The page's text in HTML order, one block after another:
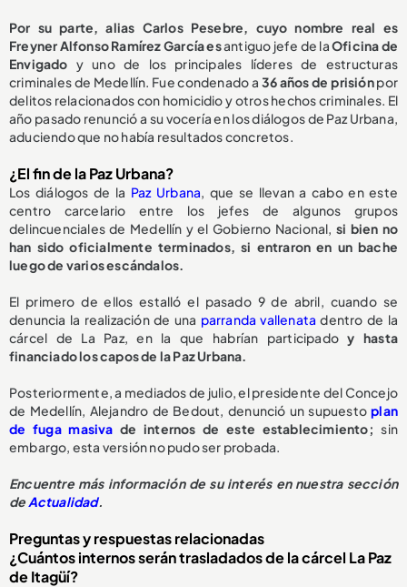
Por su parte, alias Carlos Pesebre, cuyo nombre real es
Freyner Alfonso Ramírez García esantiguo jefe de laOficina de
Envigado y uno de los principales líderes de estructuras
criminales de Medellín. Fue condenado a 36 años de prisiónpor
delitos relacionados con homicidio y otros hechos criminales. El
año pasado renunció a su vocería en los diálogos de Paz Urbana,
aduciendo que no había resultados concretos.
¿El fin de la Paz Urbana?
Los diálogos de la Paz Urbana, que se llevan a cabo en este
centro carcelario entre los jefes de algunos grupos
delincuenciales de Medellín y el Gobierno Nacional, si bien no
han sido oficialmente terminados, si entraron en un bache
luego de varios escándalos.
El primero de ellos estalló el pasado 9 de abril, cuando se
denuncia la realización de una parranda vallenatadentro de la
cárcel de La Paz, en la que habrían participadoy hasta
financiado los capos de la Paz Urbana.
Posteriormente, a mediados de julio, el presidente del Concejo
de Medellín, Alejandro de Bedout, denunció un supuesto plan
de fuga masivade internos de este establecimiento;sin
embargo, esta versión no pudo ser probada.
Encuentre más información de su interés en nuestra sección
deActualidad.
Preguntas y respuestas relacionadas
¿Cuántos internos serán trasladados de la cárcel La Paz
de Itagüí?